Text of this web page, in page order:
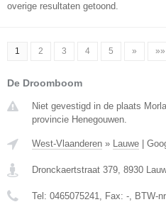
overige resultaten getoond.
1 2 3 4 5 » »»
De Droomboom
Niet gevestigd in de plaats
provincie Henegouwen.
West-Vlaanderen » Lauwe
Dronckaertstraat 379, 8930
Tel: 0465075241, Fax: -, BTW-